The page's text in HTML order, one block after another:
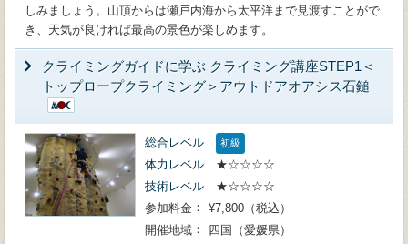
しみましょう。山頂からは瀬戸内海から太平洋まで見渡すことがで
き、天気が良ければ最高の景色が楽しめます。
クライミングガイドに学ぶ クライミング講座STEP1＜
トップロープクライミング＞アウトドアオアシス石鎚
総合レベル 初級
体力レベル
★☆☆☆☆
技術レベル
★☆☆☆☆
参加料金
¥7,800（税込）
開催地域
四国（愛媛県）